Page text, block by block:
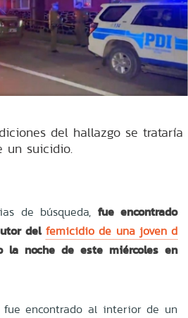
del hallazgo se trataría
un suicidio.
de búsqueda, fue encontrado
delfemicidio de una joven d
la noche de este miércoles en
encontrado al interior de un